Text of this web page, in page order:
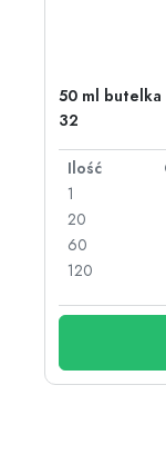
50 ml butelka
32
Ilość
1
20
60
120